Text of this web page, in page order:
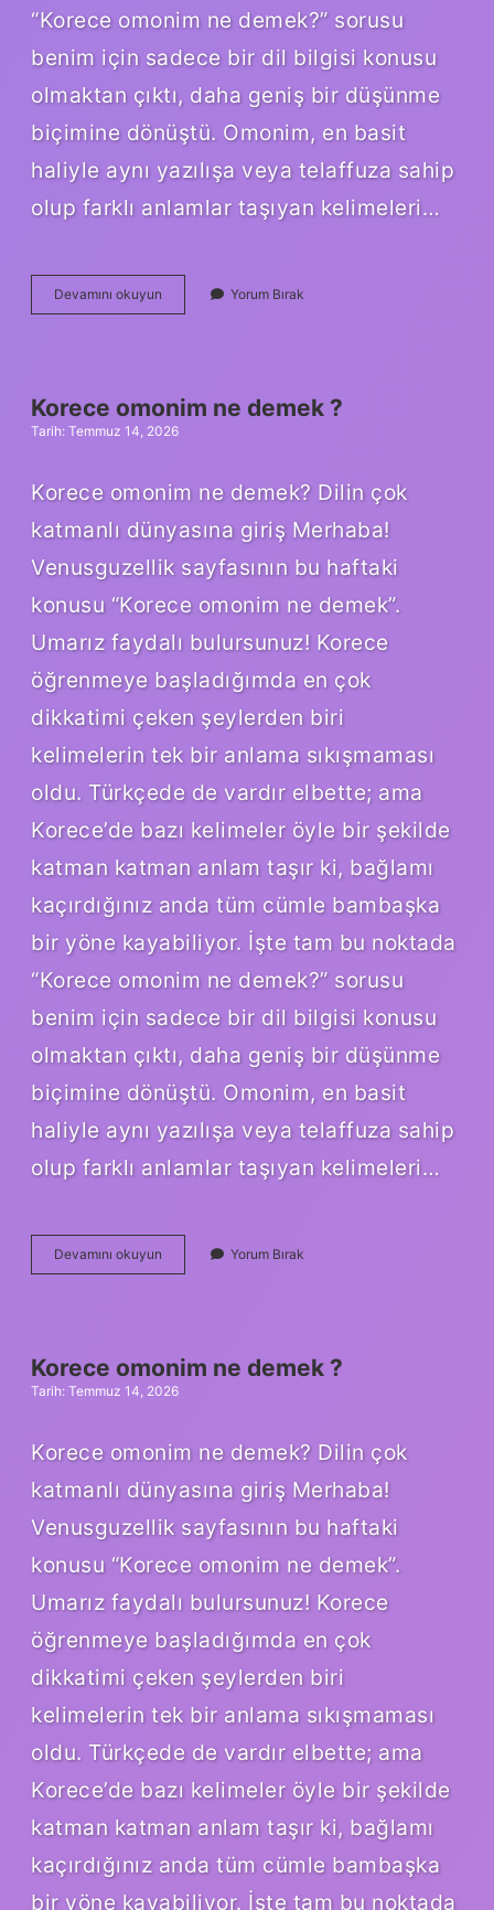
“Korece omonim ne demek?” sorusu
benim için sadece bir dil bilgisi konusu
olmaktan çıktı, daha geniş bir düşünme
biçimine dönüştü. Omonim, en basit
haliyle aynı yazılışa veya telaffuza sahip
olup farklı anlamlar taşıyan kelimeleri…
Devamını okuyun
omonim
Yorum Bırak
Korece omonim ne demek ?
Tarih: Temmuz 14, 2026
Korece omonim ne demek? Dilin çok
katmanlı dünyasına giriş Merhaba!
Venusguzellik sayfasının bu haftaki
konusu “Korece omonim ne demek”.
Umarız faydalı bulursunuz! Korece
öğrenmeye başladığımda en çok
dikkatimi çeken şeylerden biri
kelimelerin tek bir anlama sıkışmaması
oldu. Türkçede de vardır elbette; ama
Korece’de bazı kelimeler öyle bir şekilde
katman katman anlam taşır ki, bağlamı
kaçırdığınız anda tüm cümle bambaşka
bir yöne kayabiliyor. İşte tam bu noktada
“Korece omonim ne demek?” sorusu
benim için sadece bir dil bilgisi konusu
olmaktan çıktı, daha geniş bir düşünme
biçimine dönüştü. Omonim, en basit
haliyle aynı yazılışa veya telaffuza sahip
olup farklı anlamlar taşıyan kelimeleri…
Devamını okuyun
omonim
Yorum Bırak
Korece omonim ne demek ?
Tarih: Temmuz 14, 2026
Korece omonim ne demek? Dilin çok
katmanlı dünyasına giriş Merhaba!
Venusguzellik sayfasının bu haftaki
konusu “Korece omonim ne demek”.
Umarız faydalı bulursunuz! Korece
öğrenmeye başladığımda en çok
dikkatimi çeken şeylerden biri
kelimelerin tek bir anlama sıkışmaması
oldu. Türkçede de vardır elbette; ama
Korece’de bazı kelimeler öyle bir şekilde
katman katman anlam taşır ki, bağlamı
kaçırdığınız anda tüm cümle bambaşka
bir yöne kayabiliyor. İşte tam bu noktada